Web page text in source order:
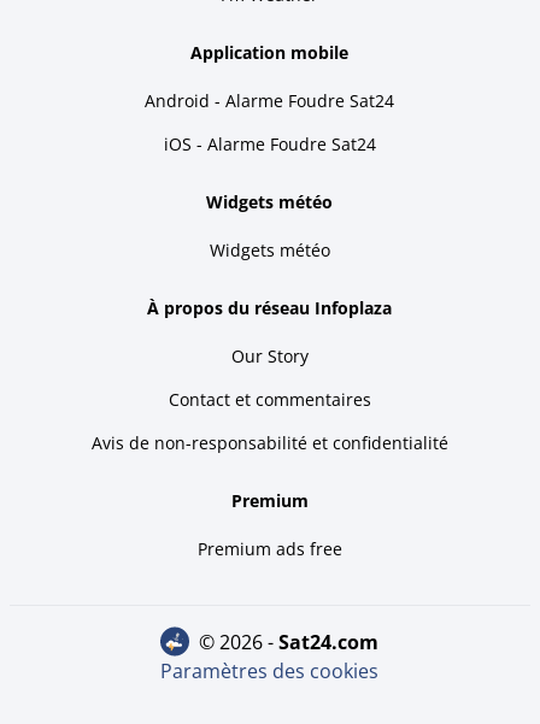
Application mobile
Android - Alarme Foudre Sat24
iOS - Alarme Foudre Sat24
Widgets météo
Widgets météo
À propos du réseau Infoplaza
Our Story
Contact et commentaires
Avis de non-responsabilité et confidentialité
Premium
Premium ads free
© 2026 - sat24.com
Paramètres des cookies